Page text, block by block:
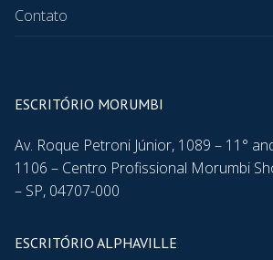
Contato
ESCRITÓRIO MORUMBI
Av. Roque Petroni Júnior, 1089 – 11°
1106 – Centro Profissional Morumbi
– SP, 04707-000
ESCRITÓRIO ALPHAVILLE